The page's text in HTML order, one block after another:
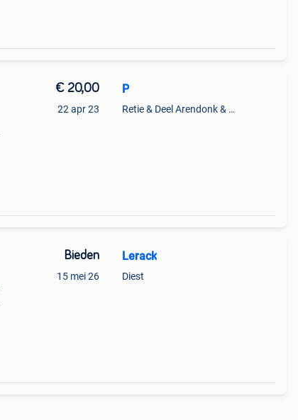
€ 20,00
22 apr 23
P
Retie & Deel Arendonk & Oud-Turnhout
Bieden
15 mei 26
Lerack
Diest